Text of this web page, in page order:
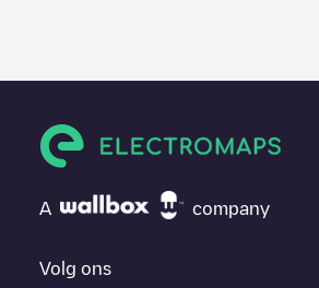
A company
Volg ons